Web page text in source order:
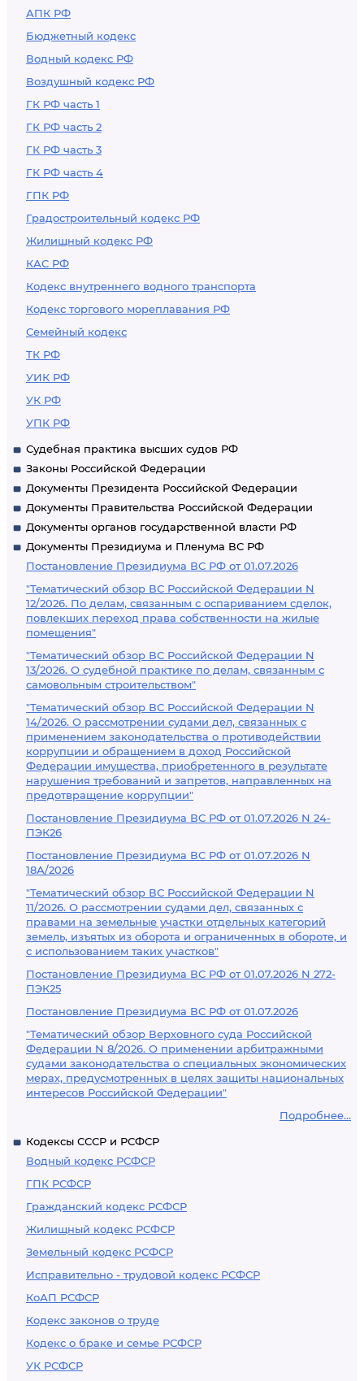
АПК РФ
Бюджетный кодекс
Водный кодекс РФ
Воздушный кодекс РФ
ГК РФ часть 1
ГК РФ часть 2
ГК РФ часть 3
ГК РФ часть 4
ГПК РФ
Градостроительный кодекс РФ
Жилищный кодекс РФ
КАС РФ
Кодекс внутреннего водного транспорта
Кодекс торгового мореплавания РФ
Семейный кодекс
ТК РФ
УИК РФ
УК РФ
УПК РФ
Судебная практика высших судов РФ
Законы Российской Федерации
Документы Президента Российской Федерации
Документы Правительства Российской Федерации
Документы органов государственной власти РФ
Документы Президиума и Пленума ВС РФ
Постановление Президиума ВС РФ от 01.07.2026
"Тематический обзор ВС Российской Федерации N
12/2026. По делам, связанным с оспариванием сделок,
повлекших переход права собственности на жилые
помещения"
"Тематический обзор ВС Российской Федерации N
13/2026. О судебной практике по делам, связанным с
самовольным строительством"
"Тематический обзор ВС Российской Федерации N
14/2026. О рассмотрении судами дел, связанных с
применением законодательства о противодействии
коррупции и обращением в доход Российской
Федерации имущества, приобретенного в результате
нарушения требований и запретов, направленных на
предотвращение коррупции"
Постановление Президиума ВС РФ от 01.07.2026 N 24-
ПЭК26
Постановление Президиума ВС РФ от 01.07.2026 N
18А/2026
"Тематический обзор ВС Российской Федерации N
11/2026. О рассмотрении судами дел, связанных с
правами на земельные участки отдельных категорий
земель, изъятых из оборота и ограниченных в обороте, и
с использованием таких участков"
Постановление Президиума ВС РФ от 01.07.2026 N 272-
ПЭК25
Постановление Президиума ВС РФ от 01.07.2026
"Тематический обзор Верховного суда Российской
Федерации N 8/2026. О применении арбитражными
судами законодательства о специальных экономических
мерах, предусмотренных в целях защиты национальных
интересов Российской Федерации"
Подробнее...
Кодексы СССР и РСФСР
Водный кодекс РСФСР
ГПК РСФСР
Гражданский кодекс РСФСР
Жилищный кодекс РСФСР
Земельный кодекс РСФСР
Исправительно - трудовой кодекс РСФСР
КоАП РСФСР
Кодекс законов о труде
Кодекс о браке и семье РСФСР
УК РСФСР